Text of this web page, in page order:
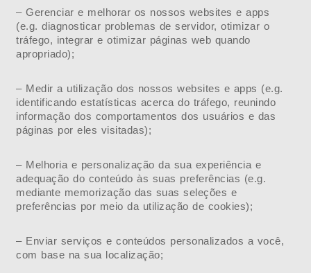
– Gerenciar e melhorar os nossos websites e apps
(e.g. diagnosticar problemas de servidor, otimizar o
tráfego, integrar e otimizar páginas web quando
apropriado);
– Medir a utilização dos nossos websites e apps (e.g.
identificando estatísticas acerca do tráfego, reunindo
informação dos comportamentos dos usuários e das
páginas por eles visitadas);
– Melhoria e personalização da sua experiência e
adequação do conteúdo às suas preferências (e.g.
mediante memorização das suas seleções e
preferências por meio da utilização de cookies);
– Enviar serviços e conteúdos personalizados a você,
com base na sua localização;